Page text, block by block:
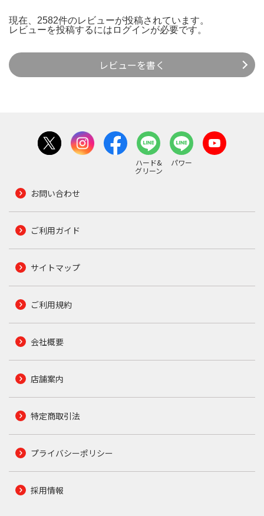
現在、2582件のレビューが投稿されています。
レビューを投稿するには ログインが必要です。
レビューを書く
ハード&
グリーン
パワー
お問い合わせ
ご利用ガイド
サイトマップ
ご利用規約
会社概要
店舗案内
特定商取引法
プライバシーポリシー
採用情報